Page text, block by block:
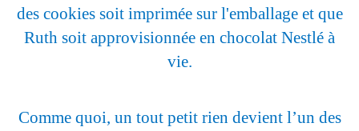
des cookies soit imprimée sur l'emballage et que
Ruth soit approvisionnée en chocolat Nestlé à
vie.
Comme quoi, un tout petit rien devient l’un des